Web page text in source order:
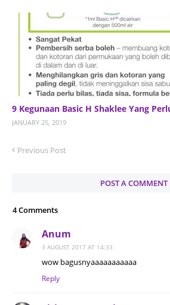
9 Kegunaan Basic H Shaklee Yang
JANUARY 25, 2019
Previous Post
POST A COMMENT
4 Comments
Anum
3 AUGUST 2017 AT 14:33
wow bagusnyaaaaaaaaaaa
Reply